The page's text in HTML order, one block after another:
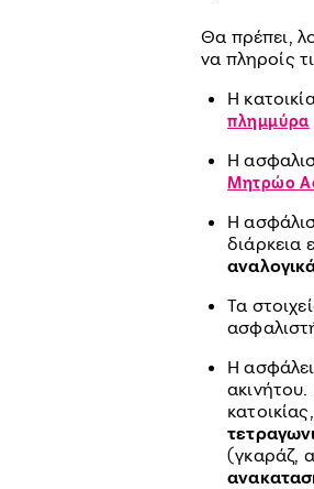
Θα πρέπει,
να πληροίς
Η
πλημμύρα
Η
Μητρώο
Η
διάρκεια
Τα
Η
ακινήτου.
(γκαράζ,